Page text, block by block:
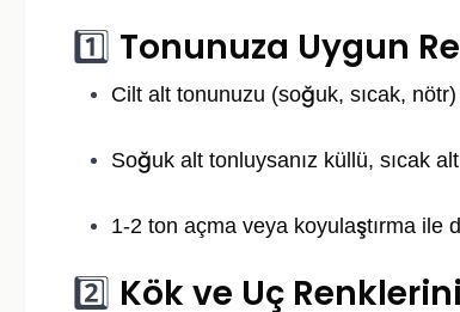
1️⃣ Tonunuza Uygun
Cilt alt tonunuzu (soğuk, sıcak,
Soğuk alt tonluysanız küllü, sıcak
1-2 ton açma veya koyulaştırma ile
2️⃣ Kök ve Uç